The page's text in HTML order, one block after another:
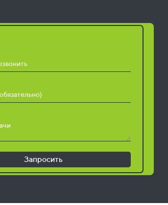
Запросить